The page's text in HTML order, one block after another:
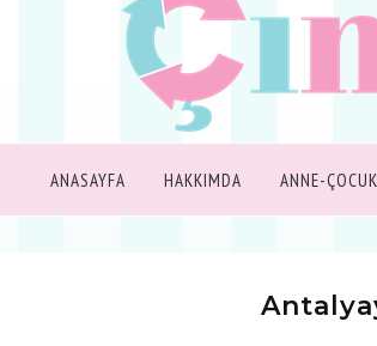
ANASAYFA HAKKIMDA ANNE-ÇOCUK